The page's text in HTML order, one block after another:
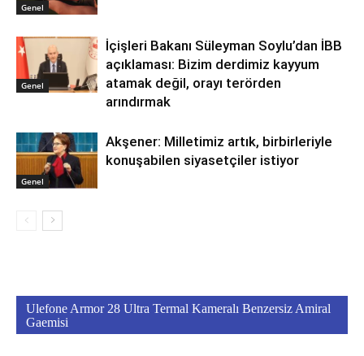
Genel
Genel
İçişleri Bakanı Süleyman Soylu’dan İBB
açıklaması: Bizim derdimiz kayyum
atamak değil, orayı terörden
arındırmak
Genel
Akşener: Milletimiz artık, birbirleriyle
konuşabilen siyasetçiler istiyor
Ulefone Armor 28 Ultra Termal Kameralı Benzersiz Amiral
Gaemisi